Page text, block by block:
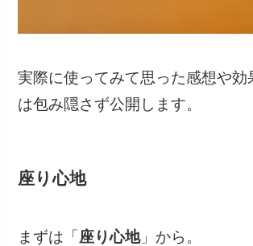
実際に使ってみて思った感想や効
は包み隠さず公開します。
座り心地
まずは「座り心地」から。